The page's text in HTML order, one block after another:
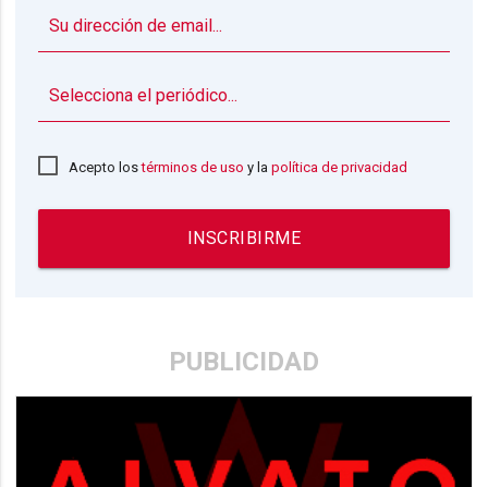
Acepto lostérminos de uso y lapolítica de privacidad
INSCRIBIRME
PUBLICIDAD